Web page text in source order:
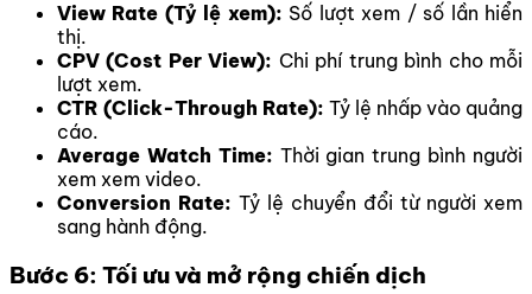
View Rate (Tỷ lệ xem): Số lượt xem / số lần hiển
thị.
CPV (Cost Per View): Chi phí trung bình cho mỗi
lượt xem.
CTR (Click-Through Rate): Tỷ lệ nhấp vào quảng
cáo.
Average Watch Time: Thời gian trung bình người
xem xem video.
Conversion Rate: Tỷ lệ chuyển đổi từ người xem
sang hành động.
Bước 6: Tối ưu và mở rộng chiến dịch